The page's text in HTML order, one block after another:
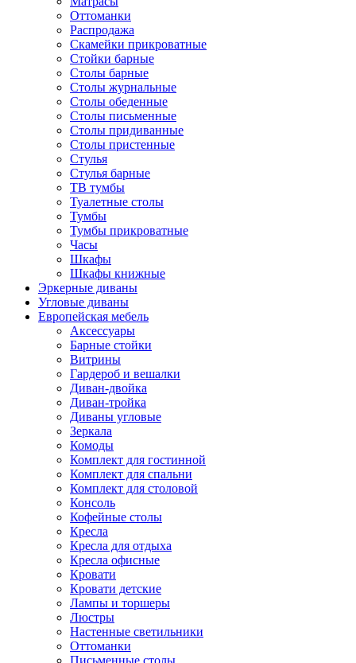
Оттоманки
Распродажа
Скамейки прикроватные
Стойки барные
Столы барные
Столы журнальные
Столы обеденные
Столы письменные
Столы придиванные
Столы пристенные
Стулья
Стулья барные
ТВ тумбы
Туалетные столы
Тумбы
Тумбы прикроватные
Часы
Шкафы
Шкафы книжные
Эркерные диваны
Угловые диваны
Европейская мебель
Аксессуары
Барные стойки
Витрины
Гардероб и вешалки
Диван-двойка
Диван-тройка
Диваны угловые
Зеркала
Комоды
Комплект для гостинной
Комплект для спальни
Комплект для столовой
Консоль
Кофейные столы
Кресла
Кресла для отдыха
Кресла офисные
Кровати
Кровати детские
Лампы и торшеры
Люстры
Настенные светильники
Оттоманки
Письменные столы